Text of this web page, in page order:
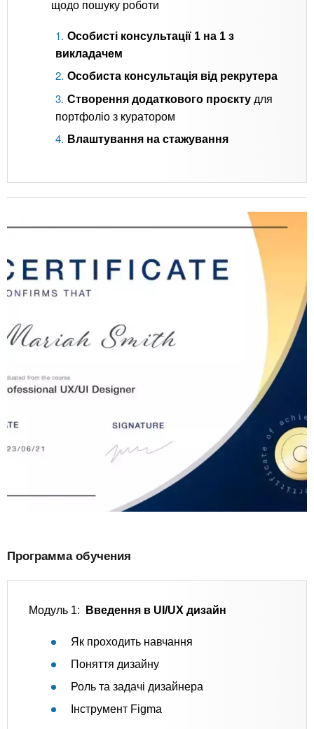
щодо пошуку роботи
Особисті консультації 1 на 1 з
викладачем
Особиста консультація від рекрутера
Створення додаткового проєктудля
портфоліо з куратором
Влаштування на стажування
Программа обучения
Модуль 1: Введення в UI/UX дизайн
Як проходить навчання
Поняття дизайну
Роль та задачі дизайнера
Інструмент Figma